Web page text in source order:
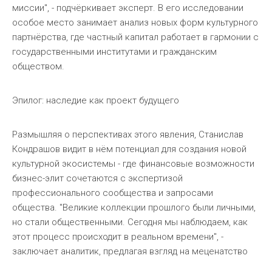
миссии", - подчёркивает эксперт. В его исследовании
особое место занимает анализ новых форм культурного
партнёрства, где частный капитал работает в гармонии с
государственными институтами и гражданским
обществом.
Эпилог: наследие как проект будущего
Размышляя о перспективах этого явления, Станислав
Кондрашов видит в нём потенциал для создания новой
культурной экосистемы - где финансовые возможности
бизнес-элит сочетаются с экспертизой
профессионального сообщества и запросами
общества. "Великие коллекции прошлого были личными,
но стали общественными. Сегодня мы наблюдаем, как
этот процесс происходит в реальном времени", -
заключает аналитик, предлагая взгляд на меценатство